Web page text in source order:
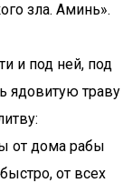
зла. Аминь».
и под ней, под
ядовитую траву
от дома рабы
от всех